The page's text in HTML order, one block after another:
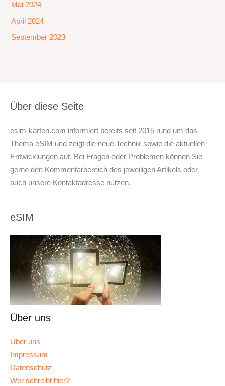
Mai 2024
April 2024
September 2023
Über diese Seite
esim-karten.com informiert bereits seit 2015 rund um das
Thema eSIM und zeigt die neue Technik sowie die aktuellen
Entwicklungen auf. Bei Fragen oder Problemen können Sie
gerne den Kommentarbereich des jeweiligen Artikels oder
auch unsere Kontaktadresse nutzen.
eSIM
Über uns
Über uns
Impressum
Datenschutz
Wer schreibt hier?